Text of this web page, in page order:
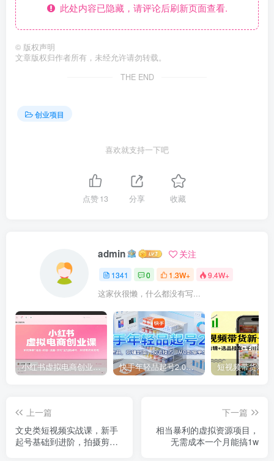
此处内容已隐藏，请评论后刷新页面查看.
© 版权声明
文章版权归作者所有，未经允许请勿转载。
THE END
创业项目
喜欢就支持一下吧
点赞13 分享 收藏
admin 关注
1341 0 1.3W+ 9.4W+
这家伙很懒，什么都没有写...
小红书虚拟电商创业课，系统拆解选品-内容-流量-变现，实现零成本变现 快手年轻品起号2.0：养号选品，剪辑封面，投流技巧，从0到爆单全流程
上一篇
文史类短视频实战课，新手
起号基础到进阶，拍摄剪
下一篇
相当暴利的虚拟资源项目，
无需成本一个月能搞1w